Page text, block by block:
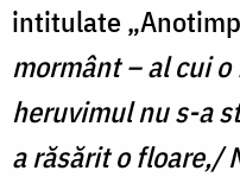
intitulate
mormânt – al cui
heruvimul nu s-a
a răsărit o floare,/